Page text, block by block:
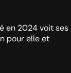
en 2024 voit ses
pour elle et